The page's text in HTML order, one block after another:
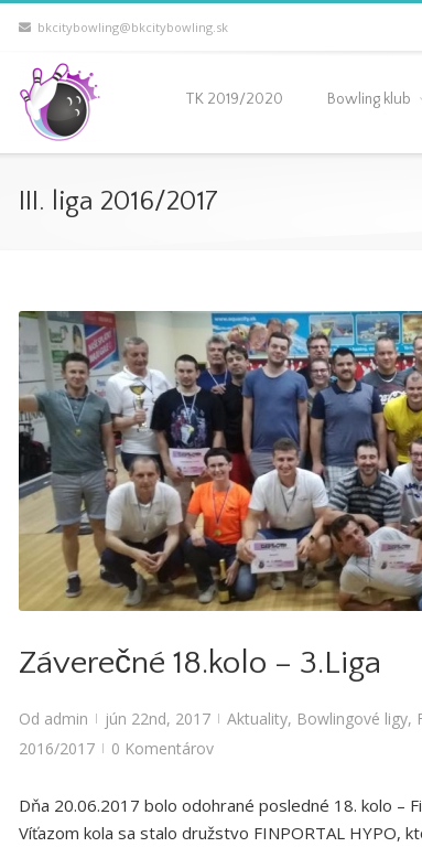
bkcitybowling@bkcitybowling.sk
TK 2019/2020 Bowling klub
III. liga 2016/2017
Záverečné
Aktuality,Bowlingové ligy ,Firemná liga,
Záverečné 18.kolo – 3.Liga
Od admin | jún 22nd, 2017 | Aktuality, Bowlingové ligy,
2016/2017 | 0 Komentárov
Dňa 20.06.2017 bolo odohrané posledné 18. kolo –
Víťazom kola sa stalo družstvo FINPORTAL HYPO,